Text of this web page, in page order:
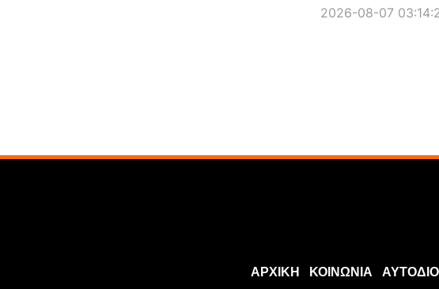
2026-08-07
ΑΡΧΙΚΗ ΚΟΙΝΩΝΙΑ